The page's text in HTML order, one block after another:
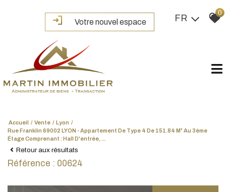
Votre nouvel espace FR
0
Accueil Vente
Lyon
Rue Franklin 69002 LYON - Appartement De Type 4 De 151.84 M² Au 3ème
Étage Comprenant : Hall D'entrée, ...
Retour aux résultats
Référence : 00624